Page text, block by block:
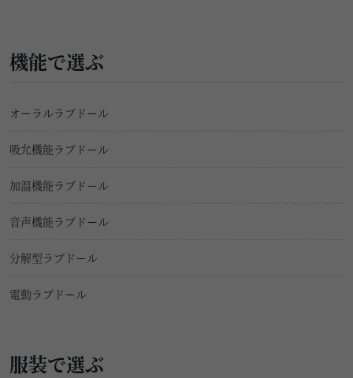
機能で選ぶ
オーラルラブドール
吸允機能ラブドール
加温機能ラブドール
音声機能ラブドール
分解型ラブドール
電動ラブドール
服装で選ぶ